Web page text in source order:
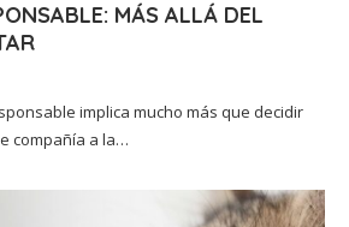
MÁS ALLÁ DEL
implica mucho más que decidir
compañía a la…